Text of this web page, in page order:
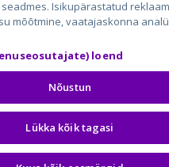
auto24.ee
Osta.ee
KuldneBörs.ee
Isikupärastatud
mõõtmine, vaatajaskonna
loend
Nõustun
Lükka kõik tagasi